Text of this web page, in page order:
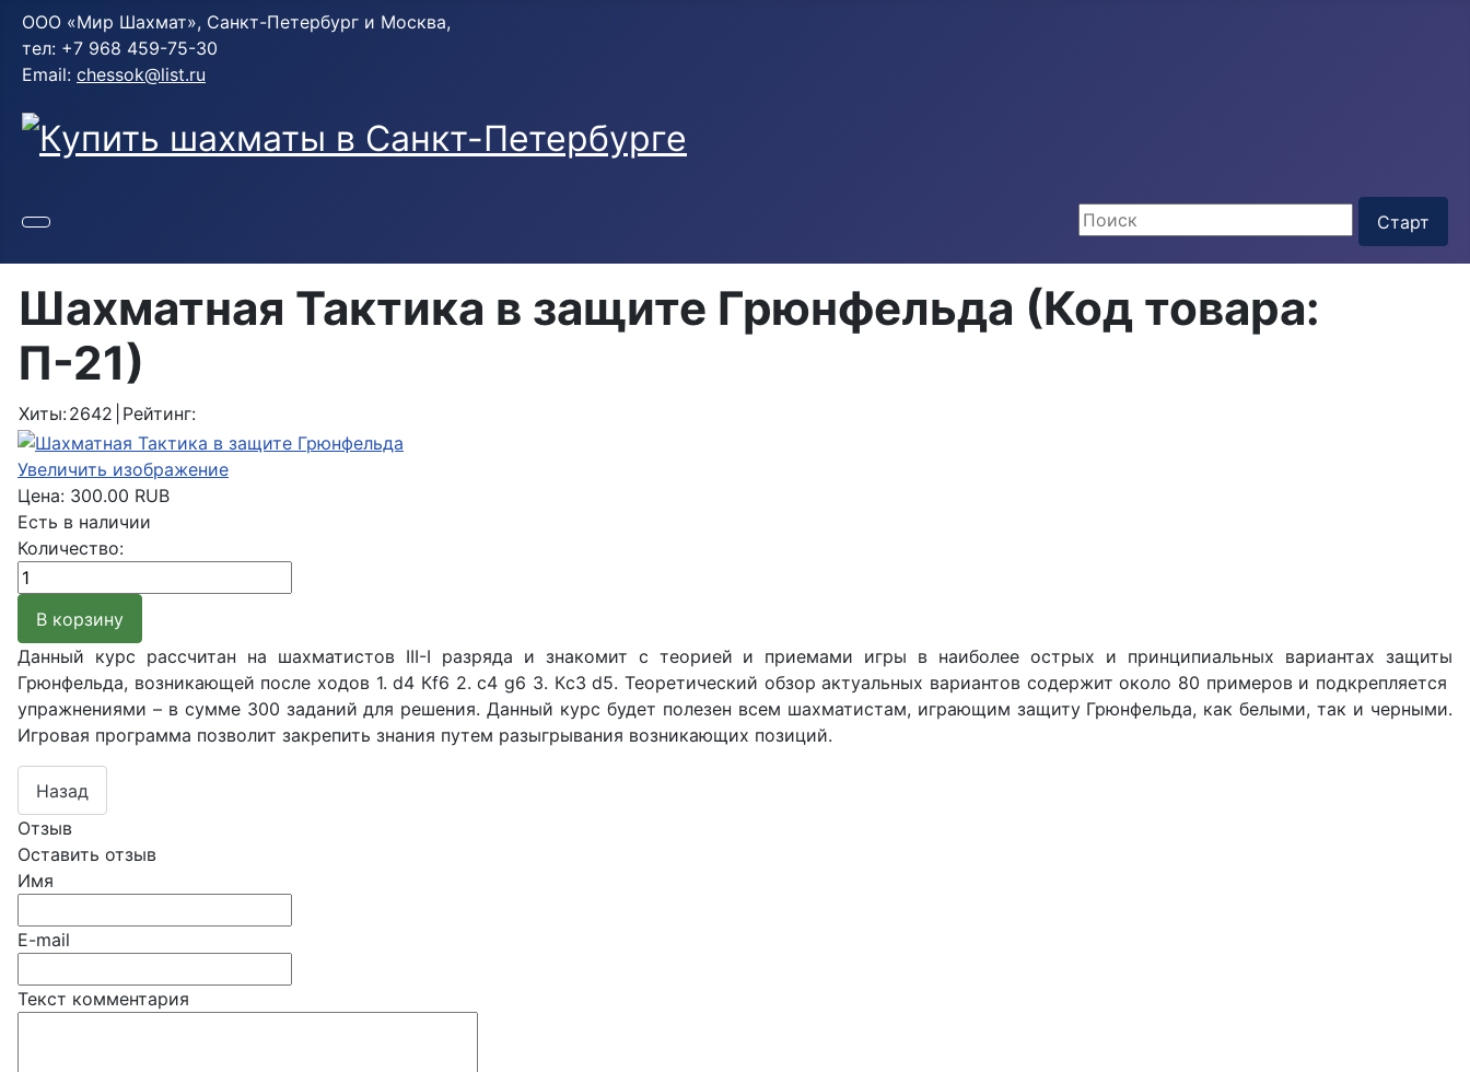
ООО «Мир Шахмат», Санкт-Петербург и Москва,
тел: +7 968 459-75-30
Email: chessok@list.ru
Шахматная Тактика в защите Грюнфельда (Код товара:
П-21)
Хиты:2642 Рейтинг:
Увеличить изображение
Цена: 300.00 RUB
Есть в наличии
Количество:
Данный курс рассчитан на шахматистов III-I разряда и знакомит с теорией и приемами игры в наиболее острых и принципиальных вариантах защиты
Грюнфельда, возникающей после ходов 1. d4 Кf6 2. c4 g6 3. Кc3 d5. Теоретический обзор актуальных вариантов содержит около 80 примеров и подкрепляется
упражнениями – в сумме 300 заданий для решения. Данный курс будет полезен всем шахматистам, играющим защиту Грюнфельда, как белыми, так и черными.
Игровая программа позволит закрепить знания путем разыгрывания возникающих позиций.
Отзыв
Оставить отзыв
Имя
E-mail
Текст комментария